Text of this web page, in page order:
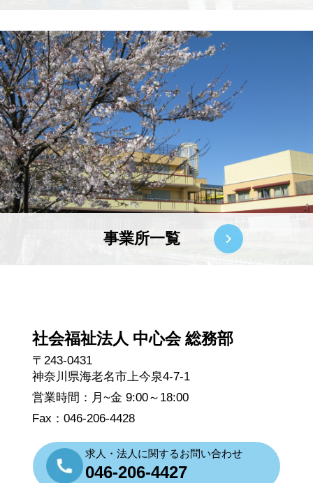
事業所一覧
社会福祉法人 中心会 総務部
〒243-0431
神奈川県海老名市上今泉4-7-1
営業時間：月~金 9:00～18:00
Fax：046-206-4428
求人・法人に関するお問い合わせ
046-206-4427